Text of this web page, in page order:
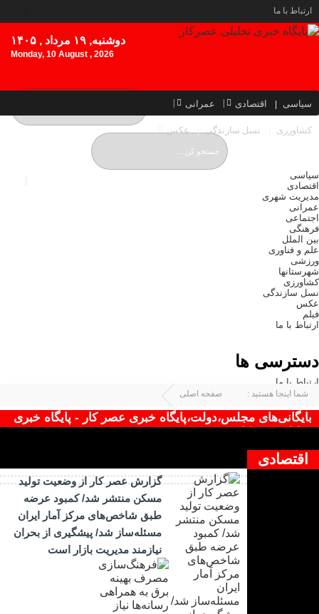
ارتباط با ما
دوشنبه, ۱۹ مرداد , ۱۴۰۵
Monday, 10 August , 2026
سیاسی اقتصادی عمرانی
کشاورزی نسل سازندگی عکس
سیاسی
اقتصادی
مدیریت شهری
عمرانی
اجتماعی
فرهنگی
بین الملل
علم و فناوری
ورزشی
شهرستانها
کشاورزی
نسل سازندگی
عکس
فیلم
ارتباط با ما
دسترسی ها
ارتباط با ما
شما اینجا هستید : صفحه اصلی
برچسب زده شده با : مجلس،دولت،پایگاه خبری عصر کار
بایگانی‌های مجلس،دولت،پایگاه خبری عصر کار - پایگاه خبری
اقتصادی
گزارش عصر کار از وضعیت تولید
مسکن منتشر شد/ کمبود عرضه
طبق شاخص‌های مرکز آمار ایران
مسئله‌ساز شد/ پیشگیری از بحران
نیازمند مدیریت بازار است